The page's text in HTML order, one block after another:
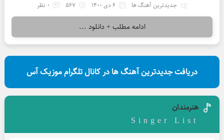
جدیدترین آهنگ ها 6 دی 1400 567 0 نظر
ادامه مطلب + دانلود ...
دریافت جدیدترین آهنگ ها در کانال تلگرام موزیک آس
هنرمندان
Singer List